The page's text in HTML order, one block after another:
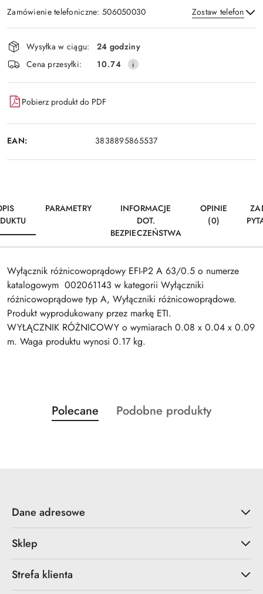
Zamówienie telefoniczne: 506050030 Zostaw telefon
Wyślij
Dostępność
i
dostawa
Wysyłka w ciągu:
24 godziny
Cena przesyłki:
10.74
Pobierz produkt do PDF
EAN: 3838895865537
PARAMETRY
INFORMACJE
DOT.
BEZPIECZEŃSTWA
OPINIE
(0)
Wyłącznik różnicowoprądowy EFI-P2 A 63/0.5 o numerze
katalogowym 002061143 w kategorii Wyłączniki
różnicowoprądowe typ A, Wyłączniki różnicowoprądowe.
Produkt wyprodukowany przez markę ETI.
WYŁĄCZNIK RÓŻNICOWY o wymiarach 0.08 x 0.04 x 0.09
m. Waga produktu wynosi 0.17 kg.
Pomiń karuzelę produktów
Produkty
o
Polecane
Produkty
Podobne produkty
Dane adresowe
Sklep
Strefa klienta